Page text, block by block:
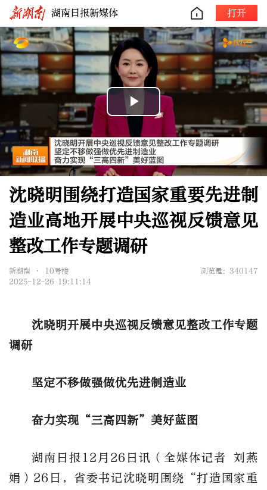
湖南日报新媒体 打开
Play
Video
沈晓明围绕打造国家重要先进制
造业高地开展中央巡视反馈意见
整改工作专题调研
新湖南 • 10号楼
浏览量：340147
2025-12-26 19:11:14
沈晓明开展中央巡视反馈意见整改工作专题
调研
坚定不移做强做优先进制造业
奋力实现 “三高四新”美好蓝图
湖南日报 12月26日讯（全媒体记者 刘燕
娟）26日，省委书记沈晓明围绕“打造国家重